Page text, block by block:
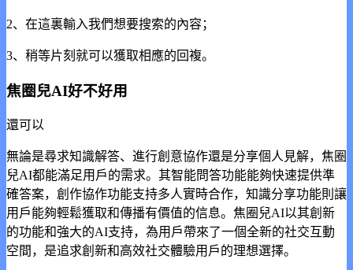
2、在這裏輸入我們想要搜索的內容；
3、稍等片刻就可以獲取相應的回複。
焦圈兒AI好不好用
還可以
無論是尋求知識解答、進行創意協作還是分享個人見解，焦圈
兒AI都能滿足用戶的需求。其智能問答功能能夠快速提供準
確答案，創作協作功能支持多人實時合作，知識分享功能則讓
用戶能夠輕鬆獲取和傳播有價值的信息。焦圈兒AI以其創新
的功能和強大的AI支持，為用戶帶來了一個全新的社交互動
空間，是追求創新和高效社交體驗用戶的理想選擇。